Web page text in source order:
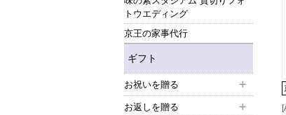
トウエディング
京王の家事代行
ギフト
お祝いを贈る
お返しを贈る